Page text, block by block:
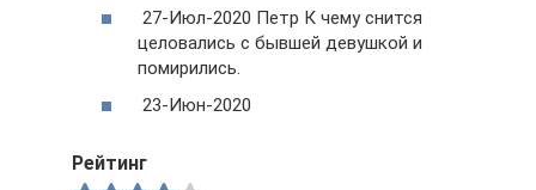
27-Июл-2020 Петр К чему снится
целовались с бывшей девушкой и
помирились.
23-Июн-2020
Рейтинг